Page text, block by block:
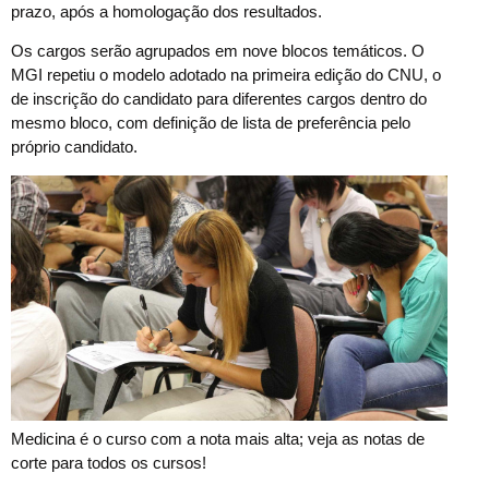
prazo, após a homologação dos resultados​.
Os cargos serão agrupados em nove blocos temáticos. O
MGI repetiu o modelo adotado na primeira edição do CNU, o
de inscrição do candidato para diferentes cargos dentro do
mesmo bloco, com definição de lista de preferência​ pelo
próprio candidato.
Medicina é o curso com a nota mais alta; veja as notas de
corte para todos os cursos!